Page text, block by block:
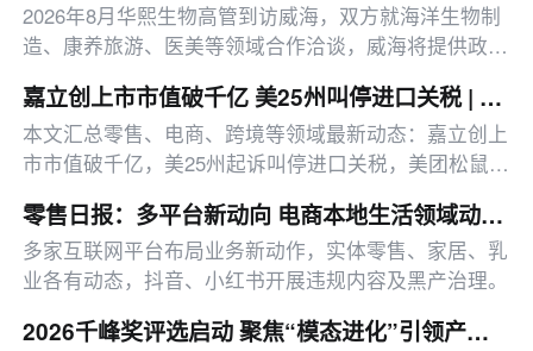
2026年8月华熙生物高管到访威海，双方就海洋生物制
造、康养旅游、医美等领域合作洽谈，威海将提供政策
嘉立创上市市值破千亿 美25州叫停进口关税 | 邦小白日报
本文汇总零售、电商、跨境等领域最新动态：嘉立创上
市市值破千亿，美25州起诉叫停进口关税，美团松鼠便
零售日报：多平台新动向 电商本地生活领域动作集中释放
多家互联网平台布局业务新动作，实体零售、家居、乳
业各有动态，抖音、小红书开展违规内容及黑产治理。
2026千峰奖评选启动 聚焦“模态进化”引领产业互联网新浪潮